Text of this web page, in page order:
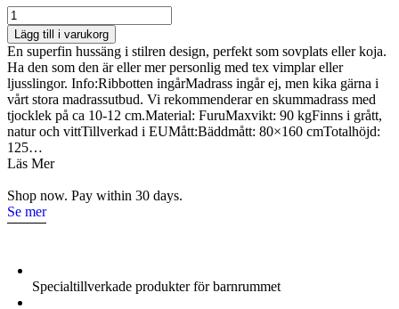
Grå
hussäng
80×160
till
barnrummet
med
förvaringslåda
mängd
Lägg till i varukorg
En superfin hussäng i stilren design, perfekt som sovplats eller koja.
Ha den som den är eller mer personlig med tex vimplar eller
ljusslingor. Info:Ribbotten ingårMadrass ingår ej, men kika gärna i
vårt stora madrassutbud. Vi rekommenderar en skummadrass med
tjocklek på ca 10-12 cm.Material: FuruMaxvikt: 90 kgFinns i grått,
natur och vittTillverkad i EUMått:Bäddmått: 80×160 cmTotalhöjd:
125…
Läs Mer
Shop now. Pay within 30 days.
Se mer
Specialtillverkade produkter för barnrummet